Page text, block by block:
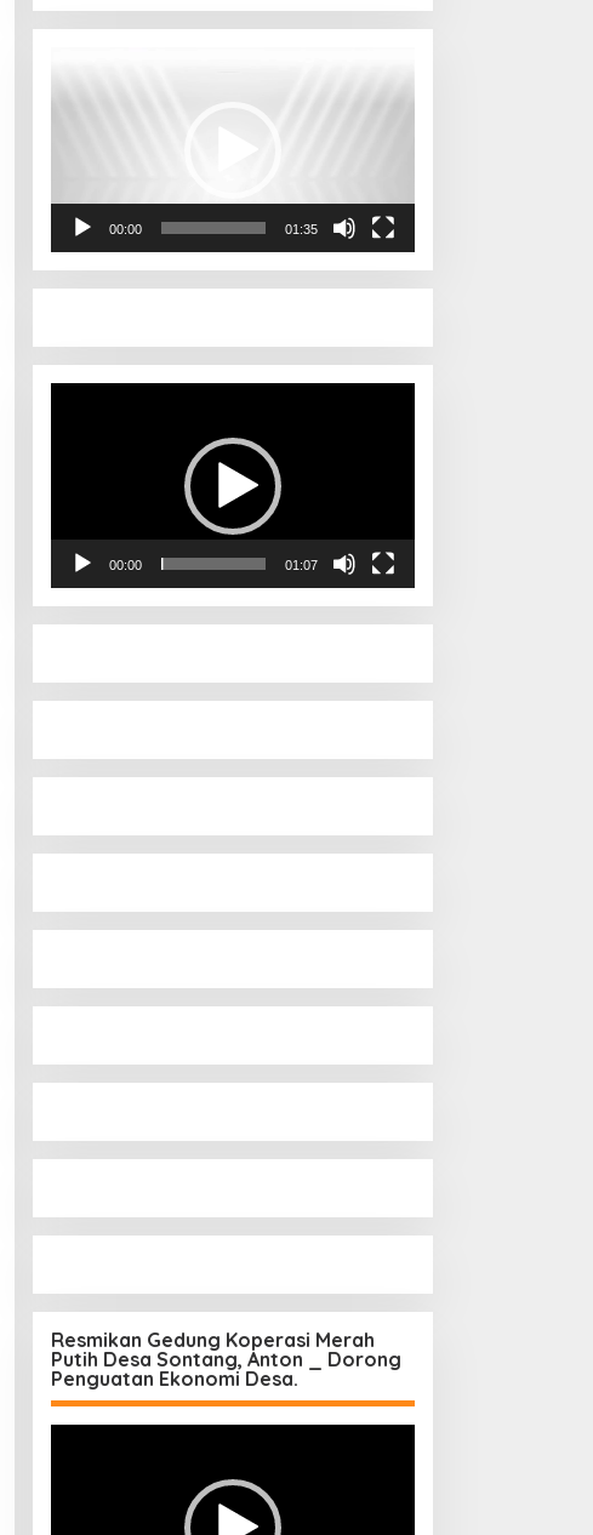
00:00 01:35
00:00 01:07
Resmikan Gedung Koperasi Merah
Putih Desa Sontang, Anton _ Dorong
Penguatan Ekonomi Desa.